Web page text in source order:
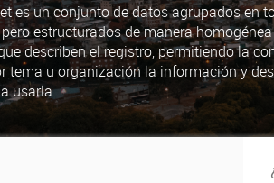
es un conjunto de datos agrupados en
estructurados de manera
describen el registro, permitiendo la
tema u organización la información y
usarla.